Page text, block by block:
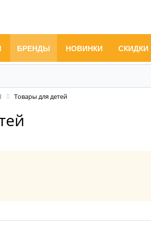
БРЕНДЫ НОВИНКИ СКИДКИ
Товары для детей